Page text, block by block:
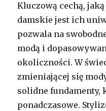
Kluczową cechą,
damskie jest ich
pozwala na
modą i
okoliczności. W
zmieniającej się
solidne fundamenty,
ponadczasowe.